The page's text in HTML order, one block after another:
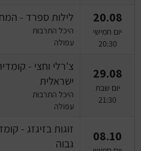
חופשה והופעה
20.08
יום חמישי
20:30
לילות ספרד -
היכל התרבות
עפולה
29.08
יום שבת
21:30
צ'רלי וחצי -
ישראלית
היכל התרבות
עפולה
08.10
זוגות בזיגזג -
גבוה